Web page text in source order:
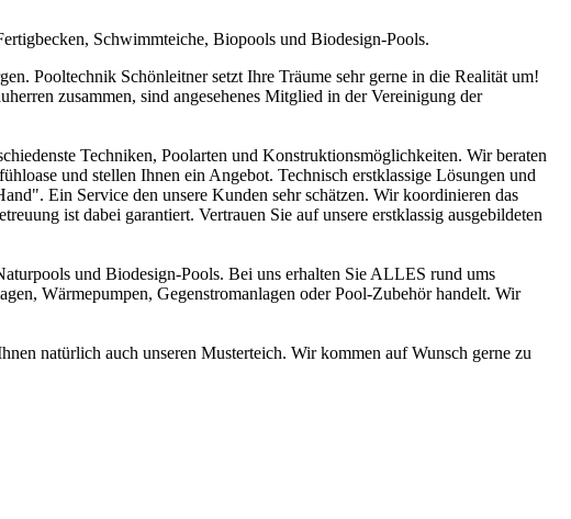
Schwimmteiche, Biopools und Biodesign-Pools.
Pooltechnik Schönleitner setzt Ihre Träume sehr gerne in die Realität um!
zusammen, sind angesehenes Mitglied in der Vereinigung der
Techniken, Poolarten und Konstruktionsmöglichkeiten. Wir beraten
und stellen Ihnen ein Angebot. Technisch erstklassige Lösungen und
Ein Service den unsere Kunden sehr schätzen. Wir koordinieren das
ist dabei garantiert. Vertrauen Sie auf unsere erstklassig ausgebildeten
und Biodesign-Pools. Bei uns erhalten Sie ALLES rund ums
Wärmepumpen, Gegenstromanlagen oder Pool-Zubehör handelt. Wir
natürlich auch unseren Musterteich. Wir kommen auf Wunsch gerne zu